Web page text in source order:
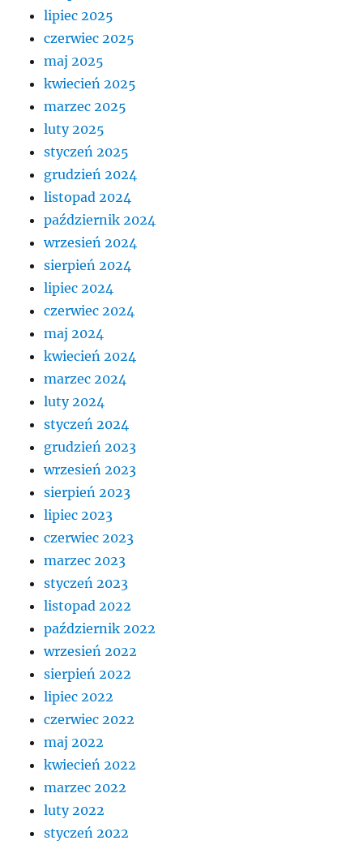
lipiec 2025
czerwiec 2025
maj 2025
kwiecień 2025
marzec 2025
luty 2025
styczeń 2025
grudzień 2024
listopad 2024
październik 2024
wrzesień 2024
sierpień 2024
lipiec 2024
czerwiec 2024
maj 2024
kwiecień 2024
marzec 2024
luty 2024
styczeń 2024
grudzień 2023
wrzesień 2023
sierpień 2023
lipiec 2023
czerwiec 2023
marzec 2023
styczeń 2023
listopad 2022
październik 2022
wrzesień 2022
sierpień 2022
lipiec 2022
czerwiec 2022
maj 2022
kwiecień 2022
marzec 2022
luty 2022
styczeń 2022